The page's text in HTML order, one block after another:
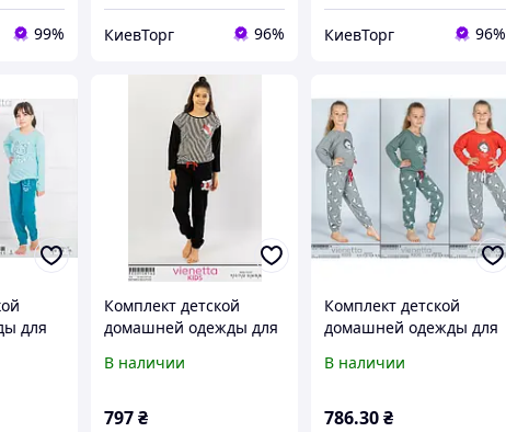
99% КиевТорг 96% КиевТорг 96%
для
Комплект детской
домашней одежды для
длинный рукав.+
11/12)
В наличии
797₴
Комплект детской
домашней одежды для
короткий рукав.+
13-14лет.)
В наличии
786.30₴